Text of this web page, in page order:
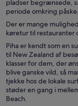
pladser begrænsede,
periode omkring
Der er mange
køretur til restauranter
Piha er kendt som en
til New Zealand af
klasser for dem, der
blive ganske vild, så
tjekke hos de lokale
støder en gang i
Beach.